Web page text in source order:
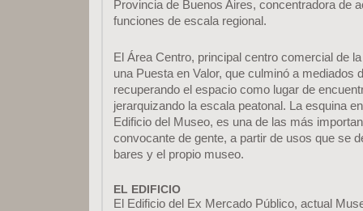
Provincia de Buenos Aires, concentradora de
funciones de escala regional.
El Área Centro, principal centro comercial de
una Puesta en Valor, que culminó a mediados
recuperando el espacio como lugar de
jerarquizando la escala peatonal. La esquina
Edificio del Museo, es una de las más
convocante de gente, a partir de usos que se
bares y el propio museo.
EL EDIFICIO
El Edificio del Ex Mercado Público, actual